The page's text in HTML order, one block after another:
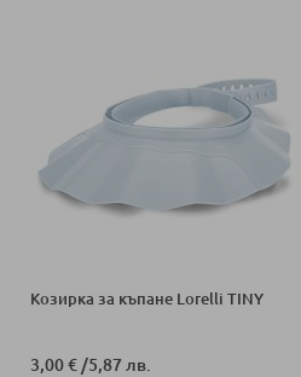
Козирка за къпане Lorelli TINY
3,00 € /5,87 лв.